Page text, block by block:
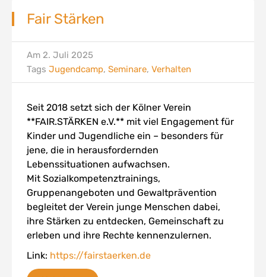
Fair Stärken
Am 2. Juli 2025
Tags Jugendcamp, Seminare, Verhalten
Seit 2018 setzt sich der Kölner Verein
**FAIR.STÄRKEN e.V.** mit viel Engagement für
Kinder und Jugendliche ein – besonders für
jene, die in herausfordernden
Lebenssituationen aufwachsen.
Mit Sozialkompetenztrainings,
Gruppenangeboten und Gewaltprävention
begleitet der Verein junge Menschen dabei,
ihre Stärken zu entdecken, Gemeinschaft zu
erleben und ihre Rechte kennenzulernen.
Link: https://fairstaerken.de